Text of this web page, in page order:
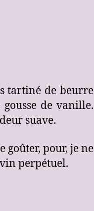
tartiné de beurre
gousse de vanille.
suave.
goûter, pour, je ne
perpétuel.